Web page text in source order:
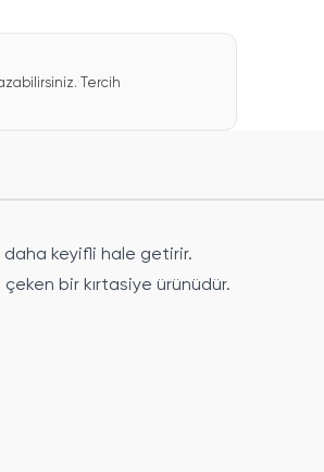
Tercih
daha keyifli hale getirir.
bir kırtasiye ürünüdür.